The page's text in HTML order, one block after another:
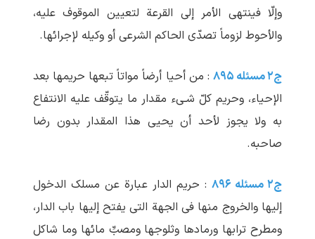
وإلّا فینتهی الأمر إلی القرعة لتعیین الموقوف علیه،
والأحوط لزوماً تصدّی الحاکم الشرعی أو وکیله لإجرائها.
ج۲ مسئله ۸۹۵
: من أحیا أرضاً مواتاً تبعها حریمها بعد
الإحیاء، وحریم کلّ شـیء مقدار ما یتوقّف علیه الانتفاع
به ولا یجوز لأحد أن یحیی هذا المقدار بدون رضا
صاحبه.
ج۲ مسئله ۸۹۶
: حریم الدار عبارة عن مسلک الدخول
إلیها والخروج منها فی الجهة التی یفتح إلیها باب الدار،
ومطرح ترابها ورمادها وثلوجها ومصبِّ مائها وما شاکل